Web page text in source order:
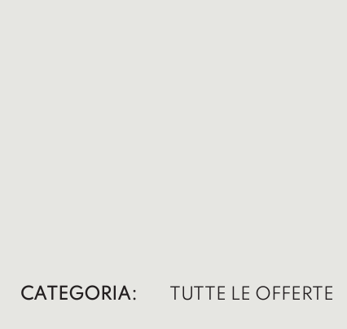
CATEGORIA: TUTTE LE OFFERTE